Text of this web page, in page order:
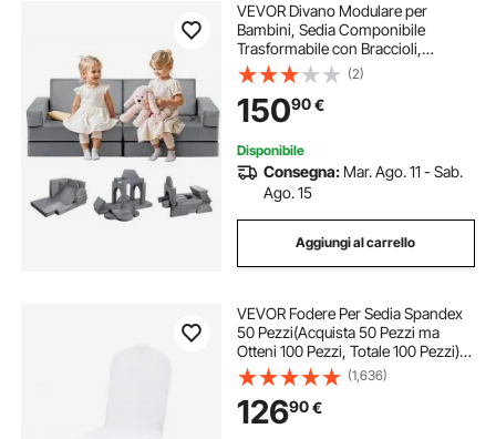
VEVOR Divano Modulare per
Bambini, Sedia Componibile
Trasformabile con Braccioli,
Spugna 28D e Pelo Corto,
Combinazione Creativa per Sala
Giochi, Camera da Letto,
Soggiorno, Grigio, 14 Pezzi
(2)
15090€
Disponibile
Consegna: Mar. Ago. 11 - Sab.
Ago. 15
Aggiungi al carrello
VEVOR Fodere Per Sedia Spandex
50 Pezzi(Acquista 50 Pezzi ma
Otteni 100 Pezzi, Totale 100 Pezzi)
Coprisedia con Schienale, Materiale
94% Poliestere e 6% Elastan
Coprisedia Universale
(1,636)
12690€